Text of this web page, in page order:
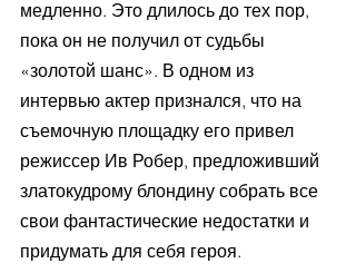
медленно. Это длилось до тех пор,
пока он не получил от судьбы
«золотой шанс». В одном из
интервью актер признался, что на
съемочную площадку его привел
режиссер Ив Робер, предложивший
златокудрому блондину собрать все
свои фантастические недостатки и
придумать для себя героя.